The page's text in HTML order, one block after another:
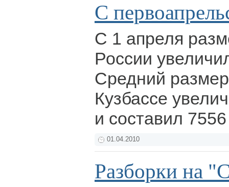
С
С 1 апреля
России
Средний
Кузбассе
и составил
01.04.2010
Разборки на